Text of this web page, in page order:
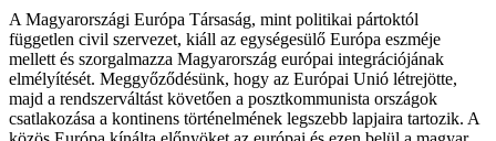
A Magyarországi Európa Társaság, mint politikai pártoktól
független civil szervezet, kiáll az egységesülő Európa eszméje
mellett és szorgalmazza Magyarország európai integrációjának
elmélyítését. Meggyőződésünk, hogy az Európai Unió létrejötte,
majd a rendszerváltást követően a posztkommunista országok
csatlakozása a kontinens történelmének legszebb lapjaira tartozik. A